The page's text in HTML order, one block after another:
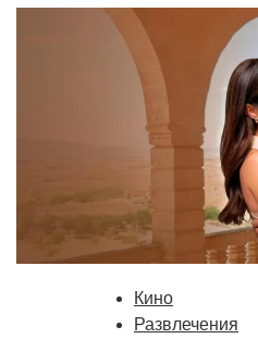
Кино
Развлечения